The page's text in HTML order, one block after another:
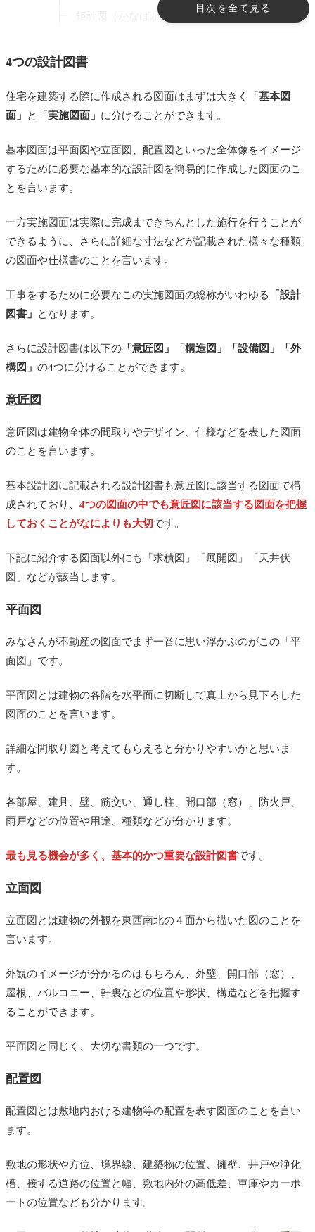
目次を全て見る
矩計図（かなばかりず）
（特記）仕様書
構造図
設備図
あわせて読みたい
4つの設計図書
住宅を建築する際に作成される図面はまずは大きく
「基本図
面」
と 「実施図面」 に分けることができます。
基本図面は平面図や立面図、配置図といった全体像をイメージ
するために必要な基本的な設計図を簡易的に作成した図面のこ
とを言います。
一方実施図面は実際に完成まできちんとした施行を行うことが
できるように、さらに詳細な寸法などが記載された様々な種類
の図面や仕様書のことを言います。
工事をするために必要なこの実施図面の総称がいわゆる
「設計
図書」
となります。
さらに設計図書は以下の 「意匠図」「構造図」「設備図」「外
構図」 の4つに分けることができます。
意匠図
意匠図は建物全体の間取りやデザイン、仕様などを表した図面
のことを言います。
基本設計図に記載される設計図書も意匠図に該当する図面で構
成されており、 4つの図面の中でも意匠図に該当する図面を把握
しておくことがなによりも大切です。
下記に紹介する図面以外にも「求積図」「展開図」「天井伏
図」などが該当します。
平面図
みなさんが不動産の図面でまず一番に思い浮かぶのがこの「平
面図」です。
平面図とは建物の各階を水平面に切断して真上から見下ろした
図面のことを言います。
詳細な間取り図と考えてもらえると分かりやすいかと思いま
す。
各部屋、建具、壁、筋交い、通し柱、開口部（窓）、防火戸、
雨戸などの位置や用途、種類などが分かります。
最も見る機会が多く、基本的かつ重要な設計図書です。
立面図
立面図とは建物の外観を東西南北の４面から描いた図のことを
言います。
外観のイメージが分かるのはもちろん、外壁、開口部（窓）、
屋根、バルコニー、軒裏などの位置や形状、構造などを把握す
ることができます。
平面図と同じく、大切な書類の一つです。
配置図
配置図とは敷地内おける建物等の配置を表す図面のことを言い
ます。
敷地の形状や方位、境界線、建築物の位置、擁壁、井戸や浄化
槽、接する道路の位置と幅、敷地内外の高低差、車庫やカーポ
ートの位置なども分かります。